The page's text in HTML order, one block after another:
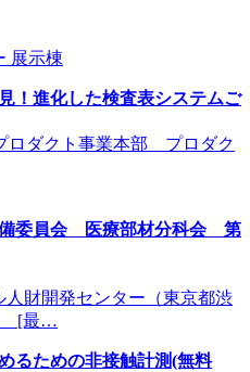
展示棟
！進化した検査表システムご
ロダクト事業本部 プロダク
備委員会 医療部材分科会 第
財開発センター（東京都渋
[最…
るための非接触計測(無料